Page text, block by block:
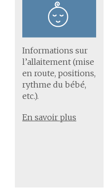
Informations sur
l’allaitement (mise
en route, positions,
rythme du bébé,
etc.).
En savoir plus